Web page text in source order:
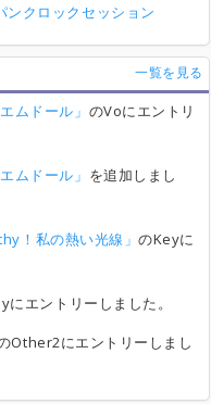
ンクロックセッション
一覧を見る
ムドール」 のVoにエントリ
ムドール」 を追加しまし
！私の熱い光線」のKeyに
にエントリーしました。
Other2にエントリーしまし